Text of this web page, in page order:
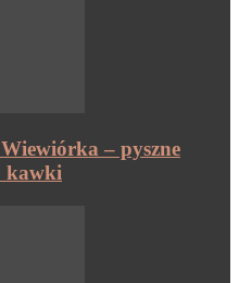
– pyszne
kawki